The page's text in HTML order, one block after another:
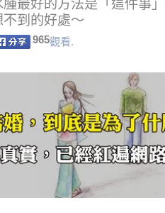
腫最好的方法是「這件事
不到的好處～
965觀看.